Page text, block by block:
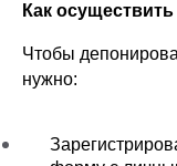
Как
Чтобы
нужно: